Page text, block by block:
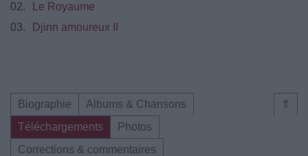
02.
Le Royaume
03.
Djinn amoureux II
⇑
Biographie
Albums & Chansons
Téléchargements
Photos
Corrections & commentaires